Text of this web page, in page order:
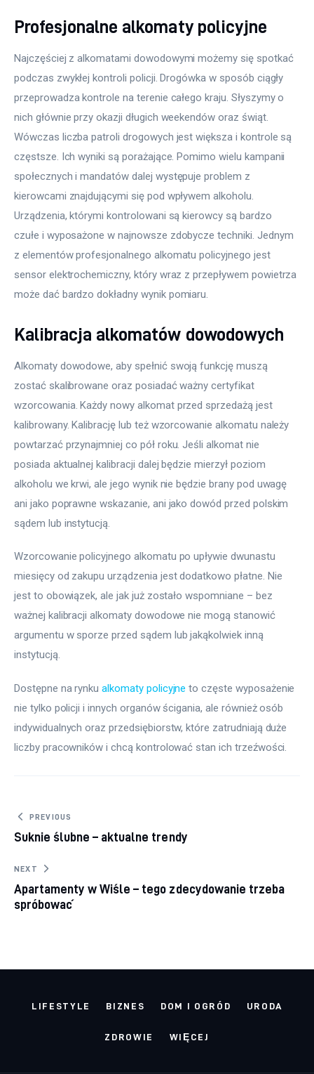
Profesjonalne alkomaty policyjne
Najczęściej z alkomatami dowodowymi możemy się spotkać
podczas zwykłej kontroli policji. Drogówka w sposób ciągły
przeprowadza kontrole na terenie całego kraju. Słyszymy o
nich głównie przy okazji długich weekendów oraz świąt.
Wówczas liczba patroli drogowych jest większa i kontrole są
częstsze. Ich wyniki są porażające. Pomimo wielu kampanii
społecznych i mandatów dalej występuje problem z
kierowcami znajdującymi się pod wpływem alkoholu.
Urządzenia, którymi kontrolowani są kierowcy są bardzo
czułe i wyposażone w najnowsze zdobycze techniki. Jednym
z elementów profesjonalnego alkomatu policyjnego jest
sensor elektrochemiczny, który wraz z przepływem powietrza
może dać bardzo dokładny wynik pomiaru.
Kalibracja alkomatów dowodowych
Alkomaty dowodowe, aby spełnić swoją funkcję muszą
zostać skalibrowane oraz posiadać ważny certyfikat
wzorcowania. Każdy nowy alkomat przed sprzedażą jest
kalibrowany. Kalibrację lub też wzorcowanie alkomatu należy
powtarzać przynajmniej co pół roku. Jeśli alkomat nie
posiada aktualnej kalibracji dalej będzie mierzył poziom
alkoholu we krwi, ale jego wynik nie będzie brany pod uwagę
ani jako poprawne wskazanie, ani jako dowód przed polskim
sądem lub instytucją.
Wzorcowanie policyjnego alkomatu po upływie dwunastu
miesięcy od zakupu urządzenia jest dodatkowo płatne. Nie
jest to obowiązek, ale jak już zostało wspomniane – bez
ważnej kalibracji alkomaty dowodowe nie mogą stanowić
argumentu w sporze przed sądem lub jakąkolwiek inną
instytucją.
Dostępne na rynku alkomaty policyjne to częste wyposażenie
nie tylko policji i innych organów ścigania, ale również osób
indywidualnych oraz przedsiębiorstw, które zatrudniają duże
liczby pracowników i chcą kontrolować stan ich trzeźwości.
Nawigacja wpisu
PREVIOUS
Suknie ślubne – aktualne trendy
NEXT
Apartamenty w Wiśle – tego zdecydowanie trzeba
spróbować
LIFESTYLE BIZNES DOM I OGRÓD URODA
ZDROWIE WIĘCEJ